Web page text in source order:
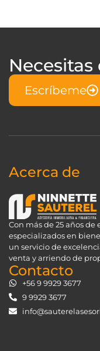
Necesitas
Escríbeme
Acerca de
Con más de 25 años
especializados en
un servicio de
venta y arriendo de
Contacto
+56 9 9929 3677
9 9929 3677